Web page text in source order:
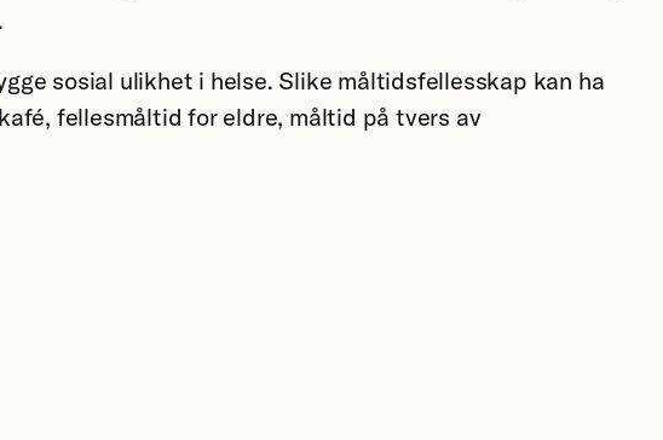
sosial ulikhet i helse. Slike måltidsfellesskap kan ha
fellesmåltid for eldre, måltid på tvers av